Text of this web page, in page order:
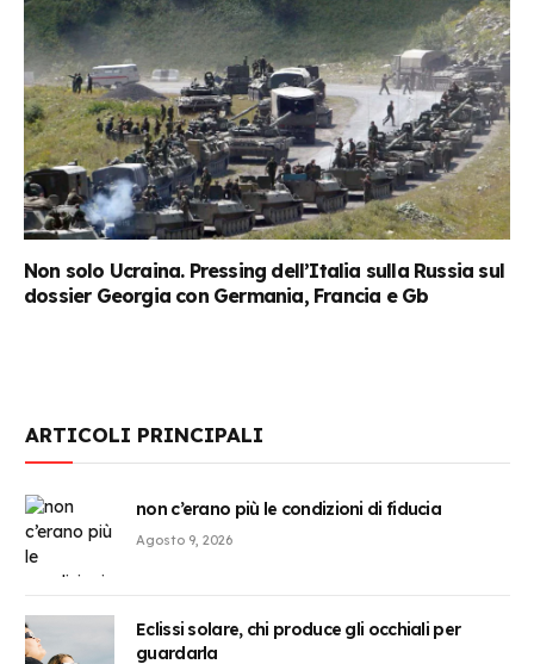
Non solo Ucraina. Pressing dell’Italia sulla Russia sul
dossier Georgia con Germania, Francia e Gb
ARTICOLI PRINCIPALI
non c’erano più le condizioni di fiducia
Agosto 9, 2026
Eclissi solare, chi produce gli occhiali per
guardarla